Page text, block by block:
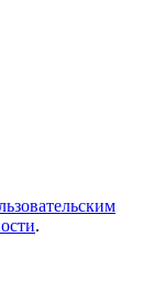
.